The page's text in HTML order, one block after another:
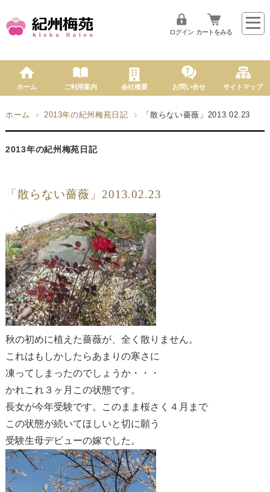
ログイン カートをみる
ホーム ご利用案内 会社概要 お問い合せ サイトマップ
ホーム 2013年の紀州梅苑日記 「散らない薔薇」2013.02.23
2013年の紀州梅苑日記
「散らない薔薇」2013.02.23
秋の初めに植えた薔薇が、全く散りません。
これはもしかしたらあまりの寒さに
凍ってしまったのでしょうか・・・
かれこれ３ヶ月この状態です。
長女が今年受験です。このまま桜さく４月まで
この状態が続いてほしいと切に願う
受験生母デビューの嫁でした。